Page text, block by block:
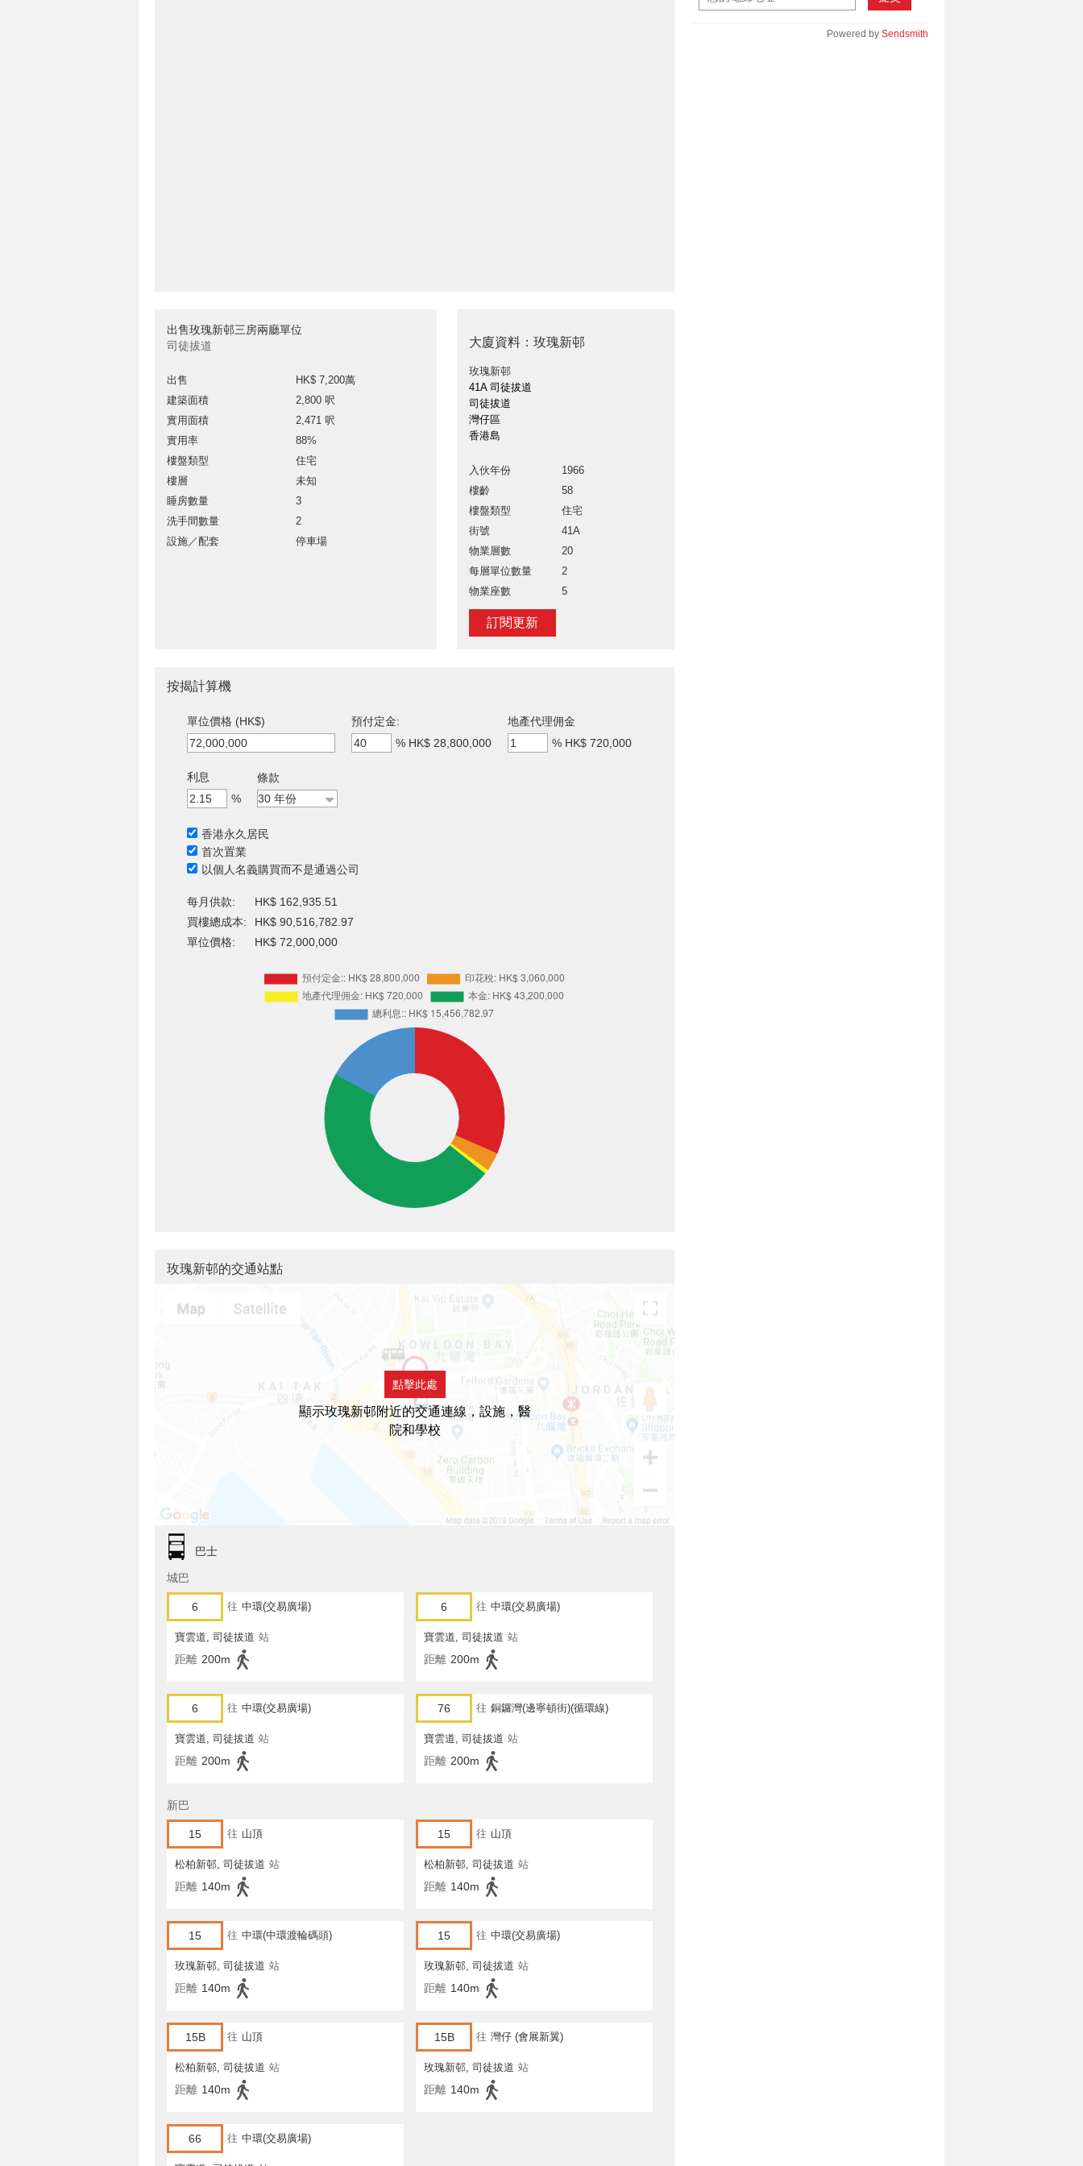
出售玫瑰新邨三房兩廳單位
司徒拔道
出售
HK$ 7,200萬
建築面積
2,800 呎
實用面積
2,471 呎
實用率
88%
樓盤類型
住宅
樓層
未知
睡房數量
3
洗手間數量
2
設施／配套
停車場
大廈資料：玫瑰新邨
玫瑰新邨
41A 司徒拔道
司徒拔道
灣仔區
香港島
入伙年份
1966
樓齡
58
樓盤類型
住宅
街號
41A
物業層數
20
每層單位數量
2
物業座數
5
訂閱更新
Powered by Sendsmith
按揭計算機
單位價格 (HK$)
預付定金:
% HK$ 28,800,000
地產代理佣金
% HK$ 720,000
利息
%
條款
香港永久居民
首次置業
以個人名義購買而不是通過公司
每月供款:
HK$ 162,935.51
買樓總成本:
HK$ 90,516,782.97
單位價格:
HK$ 72,000,000
玫瑰新邨的交通站點
點擊此處
顯示玫瑰新邨附近的交通連線，設施，醫
院和學校
巴士
城巴
6 往 中環(交易廣場)
寶雲道, 司徒拔道 站
距離 200m
6 往 中環(交易廣場)
寶雲道, 司徒拔道 站
距離 200m
6 往 中環(交易廣場)
寶雲道, 司徒拔道 站
距離 200m
76 往 銅鑼灣(邊寧頓街)(循環線)
寶雲道, 司徒拔道 站
距離 200m
新巴
15 往 山頂
松柏新邨, 司徒拔道 站
距離 140m
15 往 山頂
松柏新邨, 司徒拔道 站
距離 140m
15 往 中環(中環渡輪碼頭)
玫瑰新邨, 司徒拔道 站
距離 140m
15 往 中環(交易廣場)
玫瑰新邨, 司徒拔道 站
距離 140m
15B 往 山頂
松柏新邨, 司徒拔道 站
距離 140m
15B 往 灣仔 (會展新翼)
玫瑰新邨, 司徒拔道 站
距離 140m
66 往 中環(交易廣場)